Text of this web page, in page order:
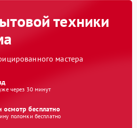
техники
мастера
через 30 минут
осмотр бесплатно
поломки бесплатно